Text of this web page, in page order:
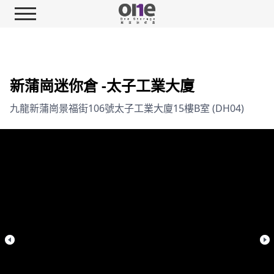
新蒲崗迷你倉 -太子工業大廈
九龍新蒲崗景福街106號太子工業大廈15樓B室 (DH04)